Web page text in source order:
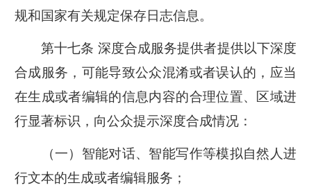
规和国家有关规定保存日志信息。
第十七条 深度合成服务提供者提供以下深度
合成服务，可能导致公众混淆或者误认的，应当
在生成或者编辑的信息内容的合理位置、区域进
行显著标识，向公众提示深度合成情况：
（一）智能对话、智能写作等模拟自然人进
行文本的生成或者编辑服务；